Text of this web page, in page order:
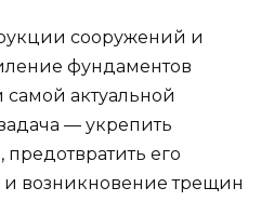
сооружений и
фундаментов
самой актуальной
— укрепить
его
возникновение трещин